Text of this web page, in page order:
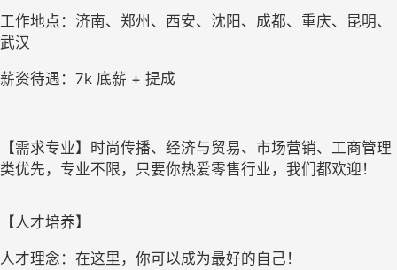
工作地点：济南、郑州、西安、沈阳、成都、重庆、昆明、
武汉
薪资待遇： 7k 底薪 + 提成
【需求专业】时尚传播、经济与贸易、市场营销、工商管理
类优先，专业不限，只要你热爱零售行业，我们都欢迎！
【人才培养】
人才理念：在这里，你可以成为最好的自己！